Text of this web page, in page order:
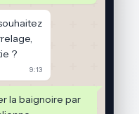
?
9:13
la baignoire par